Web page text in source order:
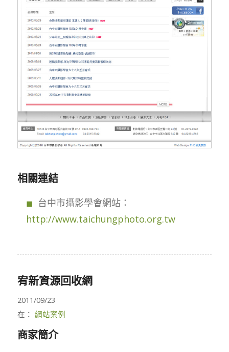
相關連結
台中市攝影學會網站：
http://www.taichungphoto.org.tw
宥新資源回收網
2011/09/23
在： 網站案例
商家簡介